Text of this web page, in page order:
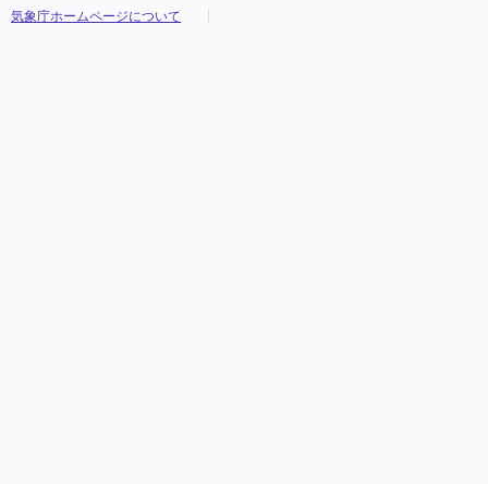
気象庁ホームページについて